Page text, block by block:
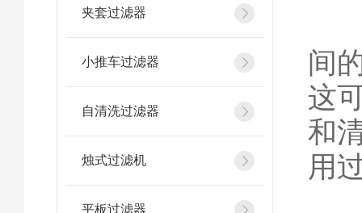
夹套过滤器
小推车过滤器
自清洗过滤器
烛式过滤机
平板过滤器
间
这
和
用